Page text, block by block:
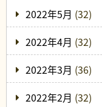
2022年5月 (32)
2022年4月 (32)
2022年3月 (36)
2022年2月 (32)